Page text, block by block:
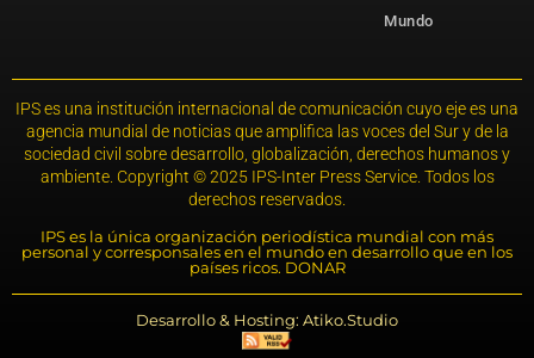
Mundo
IPS es una institución internacional de comunicación cuyo eje es una
agencia mundial de noticias que amplifica las voces del Sur y de la
sociedad civil sobre desarrollo, globalización, derechos humanos y
ambiente. Copyright © 2025 IPS-Inter Press Service. Todos los
derechos reservados.
IPS es la única organización periodística mundial con más
personal y corresponsales en el mundo en desarrollo que en los
países ricos. DONAR
Desarrollo & Hosting: Atiko.Studio